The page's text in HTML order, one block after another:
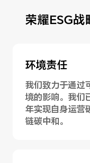
荣耀ESG战
环境责任
我们致力于通过
境的影响。我们
年实现自身运营
链碳中和。